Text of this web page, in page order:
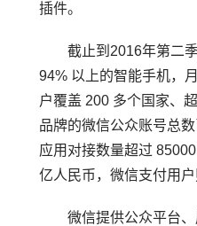
插件。
截止到2016年第二季
94% 以上的智能手机，
户覆盖 200 多个国家、
品牌的微信公众账号总
应用对接数量超过
亿人民币，微信支付用户
微信提供公众平台、